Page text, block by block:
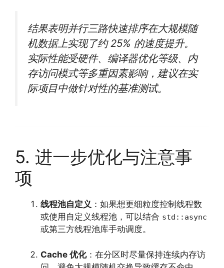
结果表明并行三路快速排序在大规模随
机数据上实现了约 25% 的速度提升。
实际性能受硬件、编译器优化等级、内
存访问模式等多重因素影响，建议在实
际项目中做针对性的基准测试。
5. 进一步优化与注意事
项
线程池自定义 ：如果想更细粒度控制线程数
或使用自定义线程池，可以结合 std::async
或第三方线程池库手动调度。
Cache 优化：在分区时尽量保持连续内存访